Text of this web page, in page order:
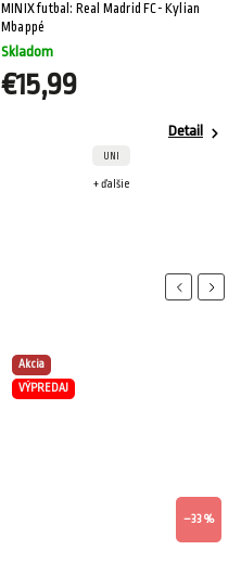
MINIX futbal: Real Madrid FC- Kylian
Mbappé
Skladom
€15,99
Detail
UNI
+ ďalšie
Previous
Akcia
VÝPREDAJ
–33 %
Next